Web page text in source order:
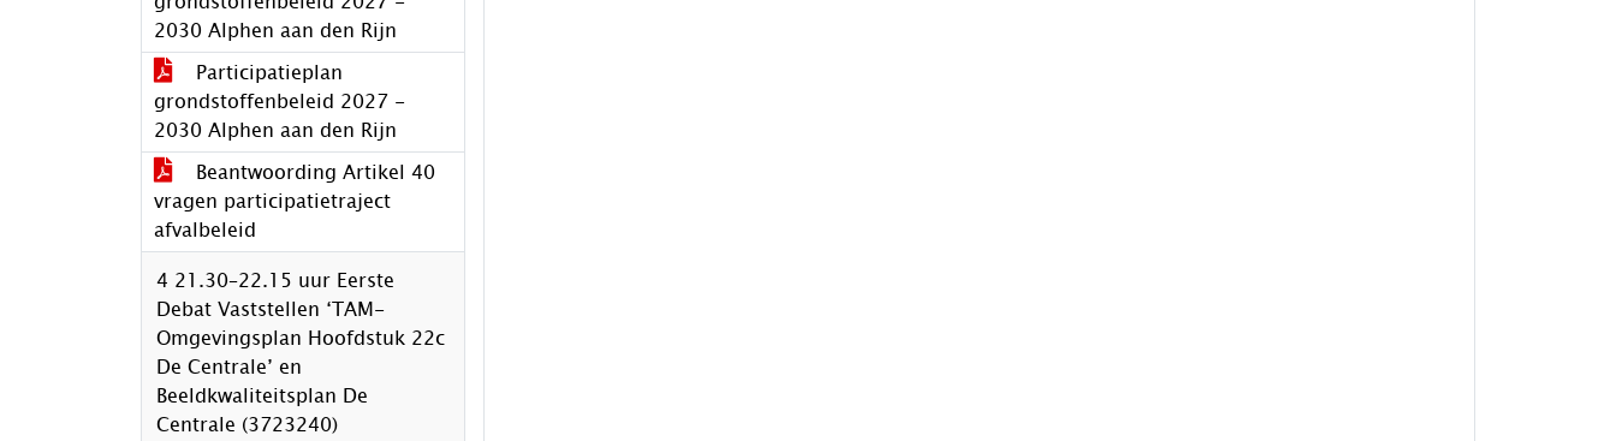
2030 Alphen aan den Rijn
Participatieplan
grondstoffenbeleid 2027 -
2030 Alphen aan den Rijn
Beantwoording Artikel 40
vragen participatietraject
afvalbeleid
4 21.30–22.15 uur Eerste
Debat Vaststellen ‘TAM-
Omgevingsplan Hoofdstuk 22c
De Centrale’ en
Beeldkwaliteitsplan De
Centrale (3723240)